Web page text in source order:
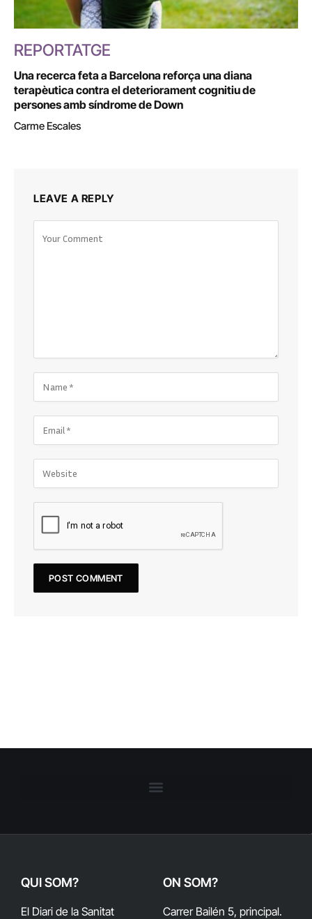
REPORTATGE
Una recerca feta a Barcelona reforça una diana
terapèutica contra el deteriorament cognitiu de
persones amb síndrome de Down
Carme Escales
LEAVE A REPLY
QUI SOM?
El Diari de la Sanitat
ON SOM?
Carrer Bailén 5, principal.